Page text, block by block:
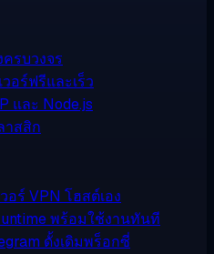
ครบวงจร
วอร์ฟรีและเร็ว
และ Node.js
าสสิก
อร์ VPN โฮสต์เอง
พร้อมใช้งานทันที
ดั้งเดิมพร็อกซี่